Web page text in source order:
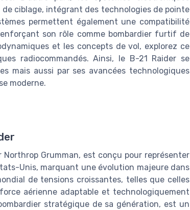
ciblage, intégrant des technologies de pointe
permettent également une compatibilité
son rôle comme bombardier furtif de
et les concepts de vol, explorez ce
radiocommandés. Ainsi, le B-21 Raider se
mais aussi par ses avancées technologiques
moderne.
Grumman, est conçu pour représenter
Unis, marquant une évolution majeure dans
de tensions croissantes, telles que celles
aérienne adaptable et technologiquement
stratégique de sa génération, est un